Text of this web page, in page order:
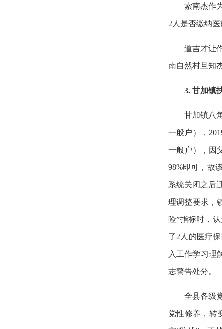
索南杰作
2人是否缴纳
道吉才让
南自然村旦知
3. 甘加镇
甘加镇八
一般户），
一般户），因
98%即可，故
系统关闭之后
理调整要求，
险”指标时，
了2人的医疗
入工作学习理
志警告处分。
全县各级
党性修养，转